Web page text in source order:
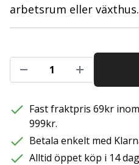
arbetsrum eller
Fast fraktpris 69kr
999kr.
Betala enkelt med
Alltid öppet köp i 14